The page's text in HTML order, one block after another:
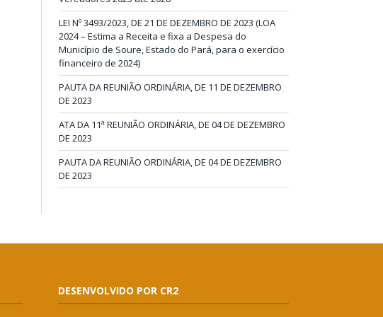
LEI Nº 3493/2023, DE 21 DE DEZEMBRO DE 2023 (LOA
2024 – Estima a Receita e fixa a Despesa do
Município de Soure, Estado do Pará, para o exercício
financeiro de 2024)
PAUTA DA REUNIÃO ORDINÁRIA, DE 11 DE DEZEMBRO
DE 2023
ATA DA 11ª REUNIÃO ORDINÁRIA, DE 04 DE DEZEMBRO
DE 2023
PAUTA DA REUNIÃO ORDINÁRIA, DE 04 DE DEZEMBRO
DE 2023
DESENVOLVIDO POR CR2